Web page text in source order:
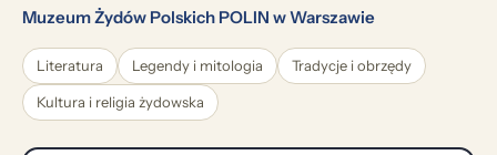
Muzeum Żydów Polskich POLIN w Warszawie
Literatura Legendy i mitologia Tradycje i obrzędy
Kultura i religia żydowska